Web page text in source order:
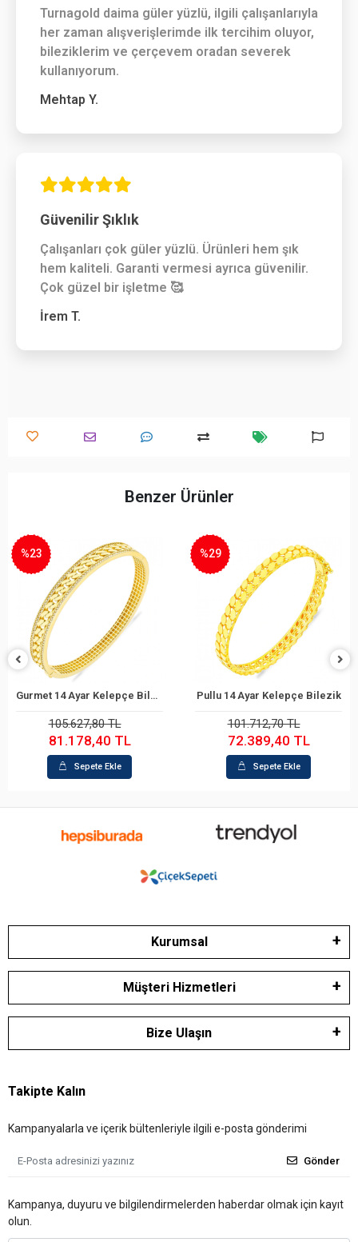
Turnagold daima güler yüzlü, ilgili çalışanlarıyla
her zaman alışverişlerimde ilk tercihim oluyor,
bileziklerim ve çerçevem oradan severek
kullanıyorum.
Mehtap Y.
Güvenilir Şıklık
Çalışanları çok güler yüzlü. Ürünleri hem şık
hem kaliteli. Garanti vermesi ayrıca güvenilir.
Çok güzel bir işletme 🥰
İrem T.
Benzer Ürünler
Sepete Ekle
Gurmet 14 Ayar Kelepçe Bilezik
105.627,80 TL
81.178,40 TL
Sepete Ekle
Sepete Ekle
Pullu 14 Ayar Kelepçe Bilezik
%29
101.712,70 TL
72.389,40 TL
Sepete Ekle
Kurumsal
Müşteri Hizmetleri
Bize Ulaşın
Takipte Kalın
Kampanyalarla ve içerik bültenleriyle ilgili e-posta gönderimi
Gönder
Kampanya, duyuru ve bilgilendirmelerden haberdar olmak için kayıt
olun.